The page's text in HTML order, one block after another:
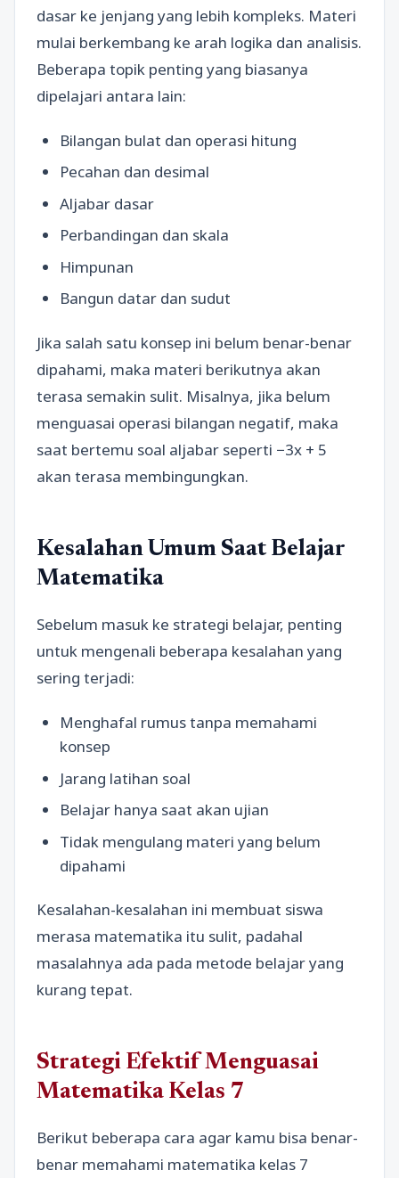
dasar ke jenjang yang lebih kompleks. Materi
mulai berkembang ke arah logika dan analisis.
Beberapa topik penting yang biasanya
dipelajari antara lain:
Bilangan bulat dan operasi hitung
Pecahan dan desimal
Aljabar dasar
Perbandingan dan skala
Himpunan
Bangun datar dan sudut
Jika salah satu konsep ini belum benar-benar
dipahami, maka materi berikutnya akan
terasa semakin sulit. Misalnya, jika belum
menguasai operasi bilangan negatif, maka
saat bertemu soal aljabar seperti −3x + 5
akan terasa membingungkan.
Kesalahan Umum Saat Belajar
Matematika
Sebelum masuk ke strategi belajar, penting
untuk mengenali beberapa kesalahan yang
sering terjadi:
Menghafal rumus tanpa memahami
konsep
Jarang latihan soal
Belajar hanya saat akan ujian
Tidak mengulang materi yang belum
dipahami
Kesalahan-kesalahan ini membuat siswa
merasa matematika itu sulit, padahal
masalahnya ada pada metode belajar yang
kurang tepat.
Strategi Efektif Menguasai
Matematika Kelas 7
Berikut beberapa cara agar kamu bisa benar-
benar memahami matematika kelas 7